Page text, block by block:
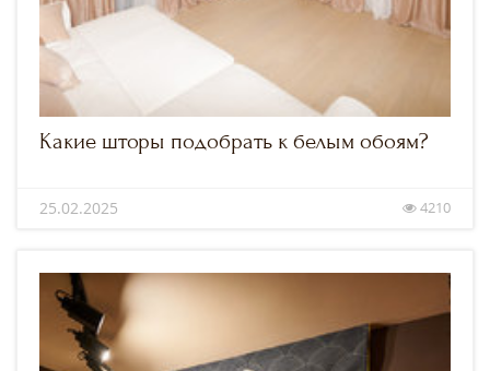
Какие шторы подобрать к белым обоям?
25.02.2025 4210